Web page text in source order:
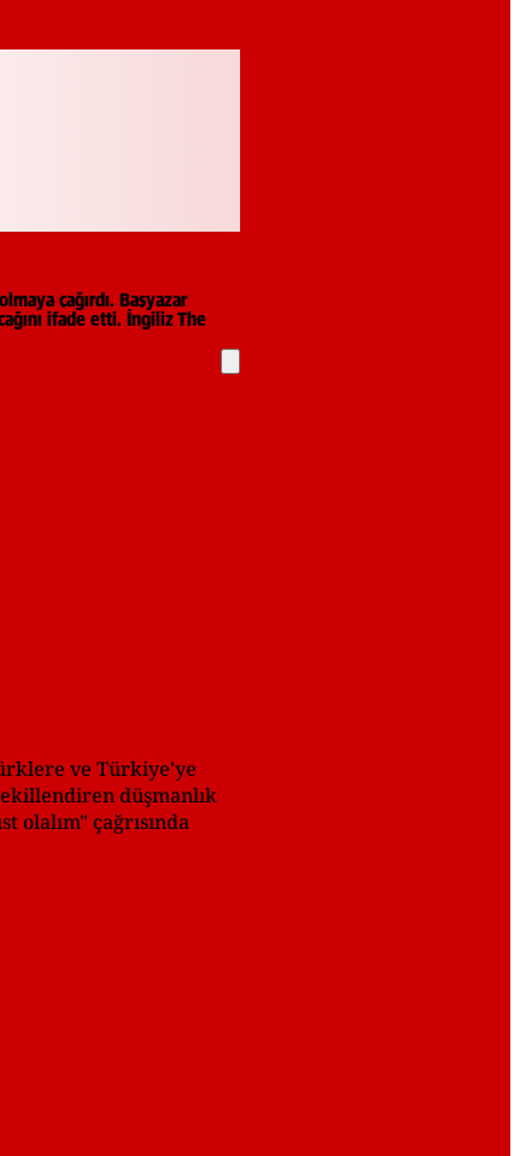
çağırdı. Başyazar
ifade etti. İngiliz The
ve Türkiye'ye
düşmanlık
olalım" çağrısında